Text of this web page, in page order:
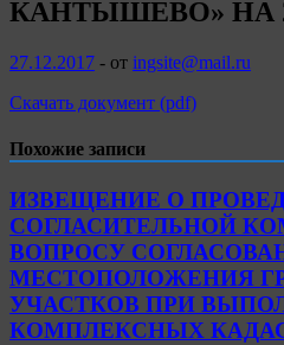
КАНТЫШЕВО» НА
27.12.2017 - от ingsite@mail.ru
Скачать документ (pdf)
Похожие записи
ИЗВЕЩЕНИЕ О
СОГЛАСИТЕЛЬНОЙ
ВОПРОСУ
МЕСТОПОЛОЖЕНИЯ
УЧАСТКОВ ПРИ
КОМПЛЕКСНЫХ